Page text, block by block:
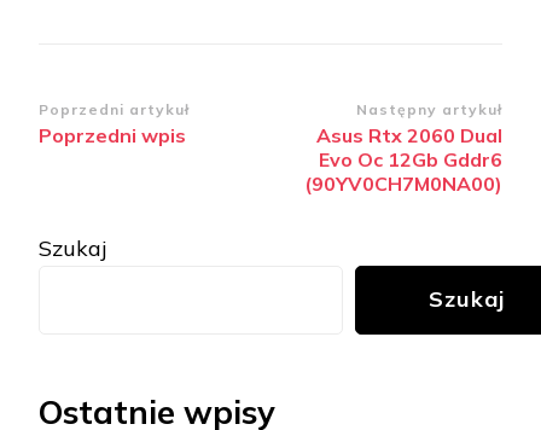
Zobacz
wpisy
Poprzedni artykuł
Poprzedni wpis
Następny artykuł
Asus Rtx 2060 Dual
Evo Oc 12Gb Gddr6
(90YV0CH7M0NA00)
Szukaj
Szukaj
Ostatnie wpisy